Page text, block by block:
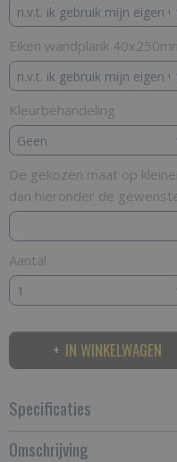
Eiken wandplank
Kleurbehandeling
De gekozen maat op
dan hieronder de
Aantal
IN WINKELWAGEN
Specificaties
Productcode
Omschrijving